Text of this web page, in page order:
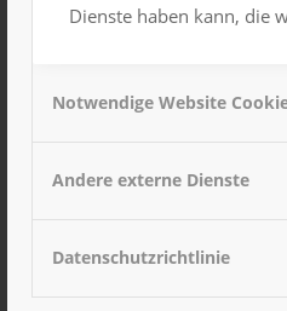
Dienste haben kann, die
Notwendige Website
Andere externe Dienste
Datenschutzrichtlinie
LUXOR Party